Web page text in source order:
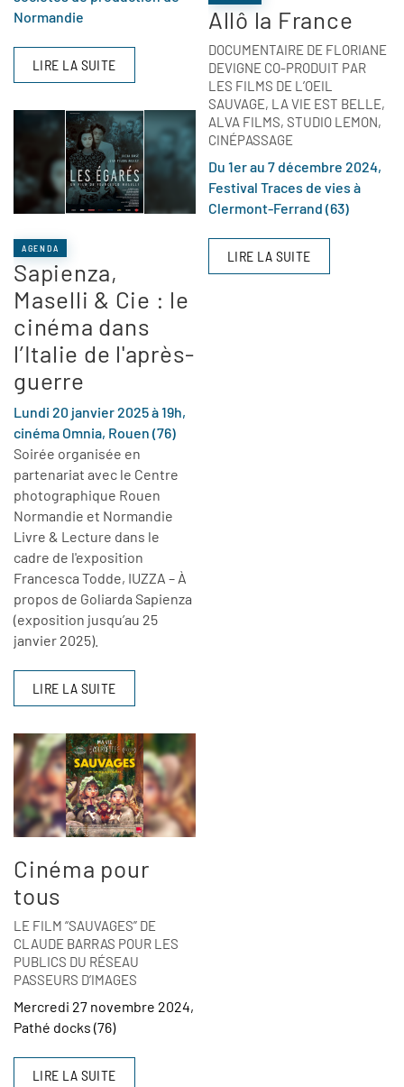
Normandie
LIRE LA SUITE
AGENDA
Sapienza,
Maselli & Cie : le
cinéma dans
l’Italie de l'après-
guerre
Lundi 20 janvier 2025 à 19h,
cinéma Omnia, Rouen (76)
Soirée organisée en
partenariat avec le Centre
photographique Rouen
Normandie et Normandie
Livre & Lecture dans le
cadre de l'exposition
Francesca Todde, IUZZA – À
propos de Goliarda Sapienza
(exposition jusqu’au 25
janvier 2025).
LIRE LA SUITE
Cinéma pour
tous
LE FILM “SAUVAGES” DE
CLAUDE BARRAS POUR LES
PUBLICS DU RÉSEAU
PASSEURS D’IMAGES
Mercredi 27 novembre 2024,
Pathé docks (76)
LIRE LA SUITE
Allô la France
DOCUMENTAIRE DE FLORIANE
DEVIGNE CO-PRODUIT PAR
LES FILMS DE L’OEIL
SAUVAGE, LA VIE EST BELLE,
ALVA FILMS, STUDIO LEMON,
CINÉPASSAGE
Du 1er au 7 décembre 2024,
Festival Traces de vies à
Clermont-Ferrand (63)
LIRE LA SUITE